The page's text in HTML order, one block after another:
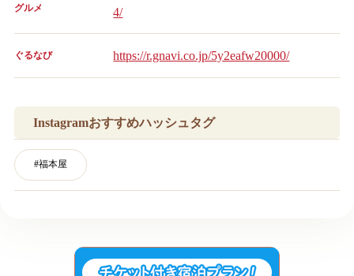
グルメ
4/
ぐるなび https://r.gnavi.co.jp/5y2eafw20000/
Instagramおすすめハッシュタグ
#福本屋